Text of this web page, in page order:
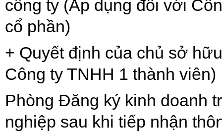
công ty (Áp dụng đối với
cổ phần)
+ Quyết định của chủ sở
Công ty TNHH 1 thành viên)
Phòng Đăng ký kinh doanh
nghiệp sau khi tiếp nhận